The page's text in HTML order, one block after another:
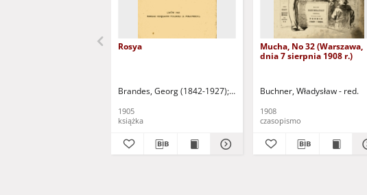
Rosya
Brandes, Georg (1842-1927) Sarnecka, M. - tł.
1905
książka
Mucha, No 32 (Warszawa,
dnia 7 sierpnia 1908 r.)
Buchner, Władysław - red.
1908
czasopismo